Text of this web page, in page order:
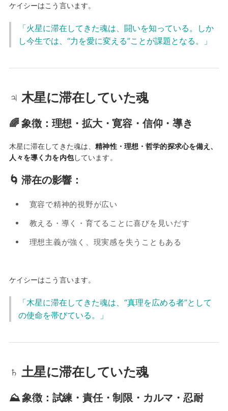
ケイシーはこう言います。
「火星に滞在してきた魂は、闘いを知っている。しか
し今生では、“力を愛に変える”ことが課題となる。」
♃ 木星に滞在していた魂
🌈 象徴：理想・拡大・寛容・信仰・導き
木星に滞在してきた魂は、精神性・理想・哲学的探求心を備え、
人々を導く力を内包しています。
🌀 滞在の影響：
寛容で精神的視野が広い
教える・導く・育てることに喜びを見いだす
理想主義が強く、現実感を失うこともある
ケイシーはこう言います。
「木星に滞在してきた魂は、“真理を広める者”として
の使命を帯びている。」
♄ 土星に滞在していた魂
⛰ 象徴：試練・責任・制限・カルマ・忍耐